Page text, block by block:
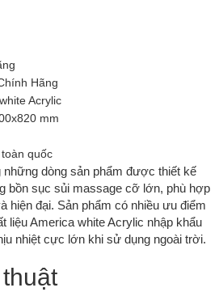
Hãng
Acrylic
mm
quốc
những dòng sản phẩm được thiết kế
bồn sục sủi massage cỡ lớn, phù hợp
hiện đại. Sản phẩm có nhiều ưu điểm
liệu America white Acrylic nhập khẩu
nhiệt cực lớn khi sử dụng ngoài trời.